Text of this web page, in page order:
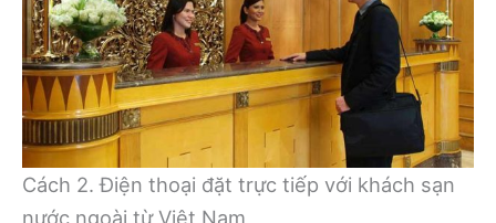
Cách 2. Điện thoại đặt trực tiếp với khách sạn
nước ngoài từ Việt Nam